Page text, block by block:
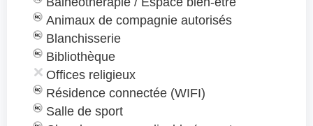
Animaux de compagnie autorisés
Blanchisserie
Bibliothèque
Offices religieux
Résidence connectée (WIFI)
Salle de sport